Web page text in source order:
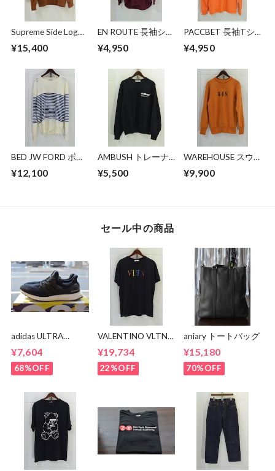
Supreme Side Logo
¥15,400
EN ROUTE 長袖シャ
¥4,950
PACCBET 長袖Tシ
¥4,950
BED JW FORD ボー
¥12,100
AMBUSH トレーナ
¥5,500
WAREHOUSE スウ
¥9,900
セール中の商品
adidas ULTRA
¥7,604
68%OFF
VALENTINO VLTN
¥19,734
22%OFF
aniary トートバッグ
¥15,180
70%OFF